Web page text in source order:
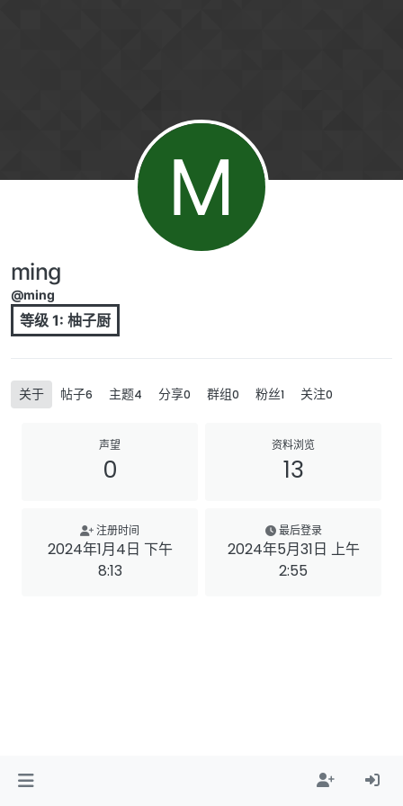
M
ming
@ming
等级 1: 柚子厨
关于 帖子6 主题4 分享0 群组0 粉丝1 关注0
声望
0
资料浏览
13
注册时间
2024年1月4日 下午
8:13
最后登录
2024年5月31日 上午
2:55